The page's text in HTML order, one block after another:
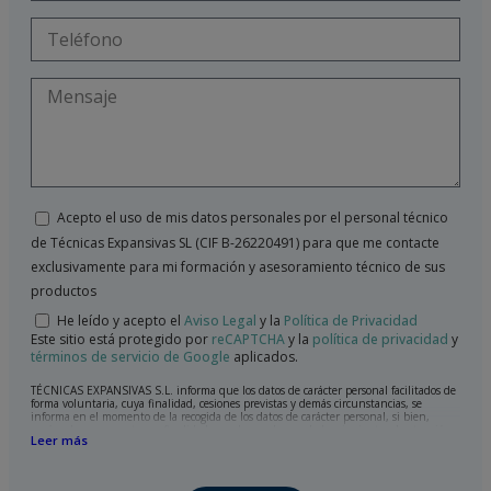
Acepto el uso de mis datos personales por el personal técnico
de Técnicas Expansivas SL (CIF B-26220491) para que me contacte
exclusivamente para mi formación y asesoramiento técnico de sus
productos
He leído y acepto el Aviso Legal y la Política de Privacidad
Este sitio está protegido por reCAPTCHAy la política de privacidad y
términos de servicio de Google aplicados.
TÉCNICAS EXPANSIVAS S.L. informa que los datos de carácter personal facilitados de
forma voluntaria, cuya finalidad, cesiones previstas y demás circunstancias, se
informa en el momento de la recogida de los datos de carácter personal, si bien,
su solicitud, queja o duda planteada, mantenimiento de la relación establecida, la
Leer más